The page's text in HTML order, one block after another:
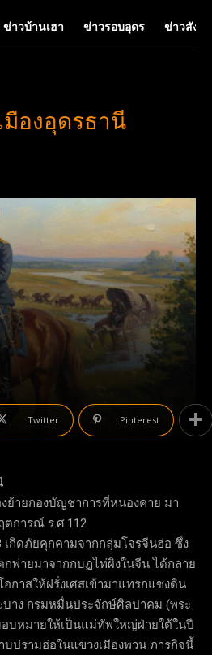
ข่าวบ้านเฮา ข่าวรอบอุดร ข่าวสังค
มืองอุดรธานี
Twitter Pinterest
ย้ายกองบัญชาการที่หนองคาย มา
การณ์ ร.ศ.112
เกิดภัยคุกคามจากกลุ่มโจรจีนฮ่อ ซึ่ง
พ่ายมาจากกบฏไท่ผิงในจีน ได้กลาย
กาสให้ฝรั่งเศสเข้ามาแทรกแซงดิน
าง กรมหมื่นประจักษ์ศิลปาคม (พระ
บหมายให้เป็นแม่ทัพใหญ่ฝ่ายใต้ในปี
บปรามฮ่อในแขวงเมืองพวน ภารกิจนี้